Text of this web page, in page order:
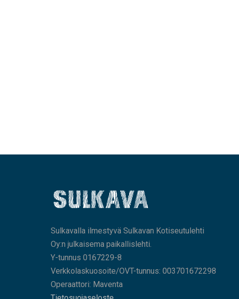
Sulkavalla ilmestyvä Sulkavan Kotiseutulehti
Oy:n julkaisema paikallislehti.
Y-tunnus 0167229-8
Verkkolaskuosoite/OVT-tunnus: 003701672298
Operaattori: Maventa